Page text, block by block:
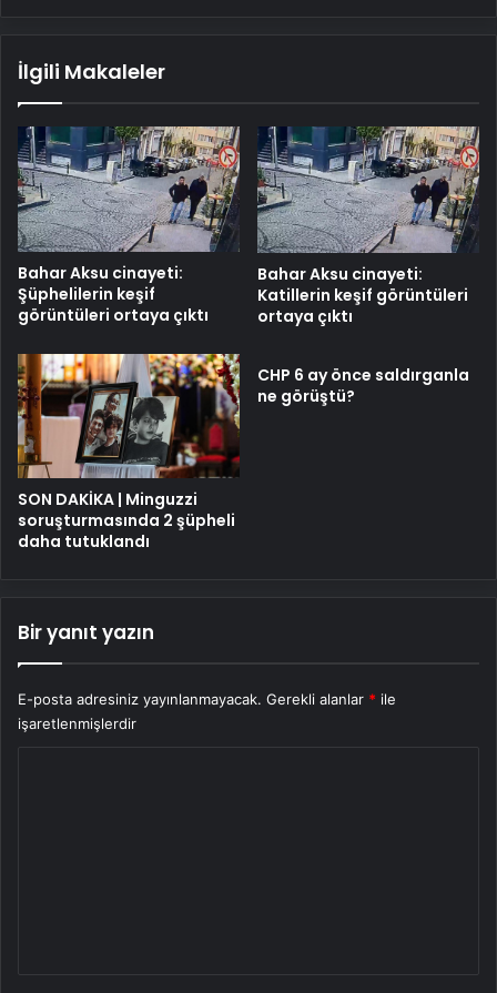
İlgili Makaleler
Bahar Aksu cinayeti:
Şüphelilerin keşif
görüntüleri ortaya çıktı
Bahar Aksu cinayeti:
Katillerin keşif görüntüleri
ortaya çıktı
SON DAKİKA | Minguzzi
soruşturmasında 2 şüpheli
daha tutuklandı
CHP 6 ay önce saldırganla
ne görüştü?
Bir yanıt yazın
E-posta adresiniz yayınlanmayacak. Gerekli alanlar * ile
işaretlenmişlerdir